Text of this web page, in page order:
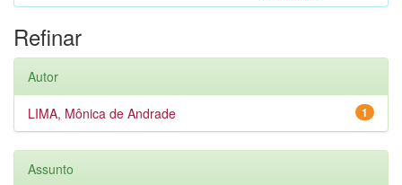
Refinar
Autor
1
LIMA, Mônica de Andrade
Assunto